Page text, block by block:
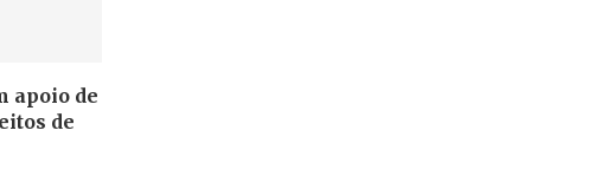
apoio de
de